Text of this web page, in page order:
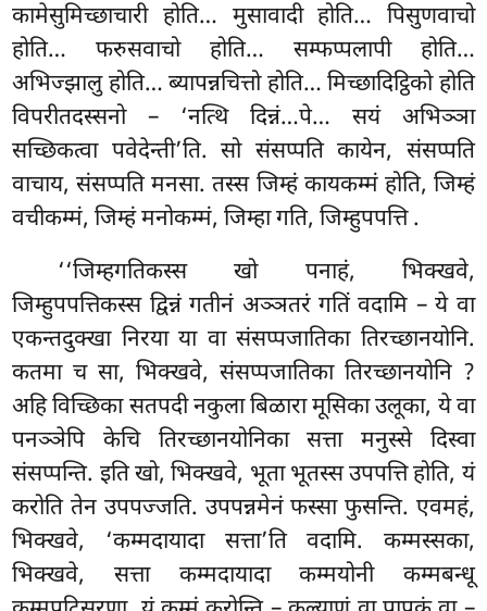
कामेसुमिच्छाचारी होति… मुसावादी होति… पिसुणवाचो
होति… फरुसवाचो होति… सम्फप्पलापी होति…
अभिज्झालु होति… ब्यापन्नचित्तो होति… मिच्छादिट्ठिको होति
विपरीतदस्सनो – ‘नत्थि दिन्नं…पे… सयं अभिञ्ञा
सच्छिकत्वा पवेदेन्ती’ति. सो संसप्पति कायेन, संसप्पति
वाचाय, संसप्पति मनसा. तस्स जिम्हं कायकम्मं होति, जिम्हं
वचीकम्मं, जिम्हं मनोकम्मं, जिम्हा गति, जिम्हुपपत्ति.
‘‘जिम्हगतिकस्स खो पनाहं, भिक्खवे,
जिम्हुपपत्तिकस्स द्विन्नं गतीनं अञ्ञतरं गतिं वदामि – ये वा
एकन्तदुक्खा निरया या वा संसप्पजातिका तिरच्छानयोनि.
कतमा च सा, भिक्खवे, संसप्पजातिका तिरच्छानयोनि ?
अहि विच्छिका सतपदी नकुला बिळारा मूसिका उलूका, ये वा
पनञ्ञेपि केचि तिरच्छानयोनिका सत्ता मनुस्से दिस्वा
संसप्पन्ति. इति खो, भिक्खवे, भूता भूतस्स उपपत्ति होति, यं
करोति तेन उपपज्जति. उपपन्नमेनं फस्सा फुसन्ति. एवमहं,
भिक्खवे, ‘कम्मदायादा सत्ता’ति वदामि. कम्मस्सका,
भिक्खवे, सत्ता कम्मदायादा कम्मयोनी कम्मबन्धू